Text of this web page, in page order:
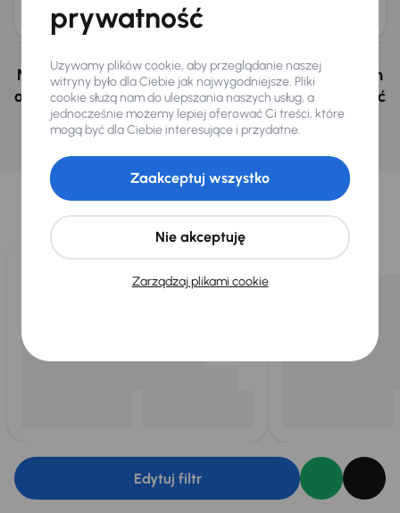
od 60 zł
Nie wybrałeś auto z oferty? Nie szkodzi, w naszych
oddziałach w Czechach i na Słowacji możemy mieć
podobne samochody, których szukasz.
Wybraliśmy dla Ciebie
Wybieramy dla Ciebienajlepsze pojazdyz naszej oferty. Kupimy
do 400 pojazdów każdego dnia.
Edytuj filtr
prywatność
Używamy plików cookie, aby przeglądanie naszej
witryny było dla Ciebie jak najwygodniejsze. Pliki
cookie służą nam do ulepszania naszych usług, a
jednocześnie możemy lepiej oferować Ci treści, które
mogą być dla Ciebie interesujące i przydatne.
Zarządzaj plikami cookie
Nie akceptuję
Zaakceptuj wszystko